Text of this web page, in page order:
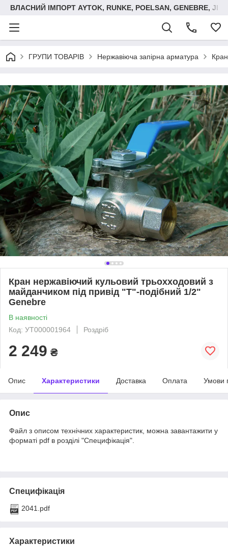
ВЛАСНИЙ ІМПОРТ AYTOK, RUNKE, POELSAN, GENEBRE,
ГРУПИ ТОВАРІВ Нержавіюча запірна арматура
Кран нержавіючий кульовий трьохходовий з
майданчиком під привід "T"-подібний 1/2"
Genebre
В наявності
Код: УТ000001964
Роздріб
2 249 ₴
Опис Характеристики Доставка Оплата Умови
Опис
Файл з описом технічних характеристик, можна завантажити у
форматі pdf в розділі "Специфікація".
Специфікація
2041.pdf
Характеристики